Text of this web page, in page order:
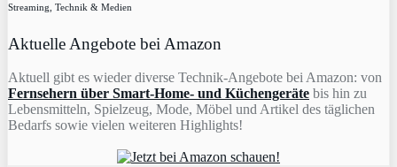
Streaming, Technik & Medien
Aktuelle Angebote bei Amazon
Aktuell gibt es wieder diverse Technik-Angebote bei Amazon: von
Fernsehern über Smart-Home- und Küchengeräte bis hin zu
Lebensmitteln, Spielzeug, Mode, Möbel und Artikel des täglichen
Bedarfs sowie vielen weiteren Highlights!